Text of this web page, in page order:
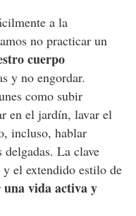
a la
no practicar un
cuerpo
y no engordar.
como subir
en el jardín, lavar el
incluso, hablar
delgadas. La clave
el extendido estilo de
una vida activa y